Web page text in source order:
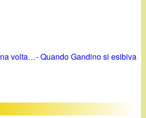
volta…- Quando Gandino si esibiva